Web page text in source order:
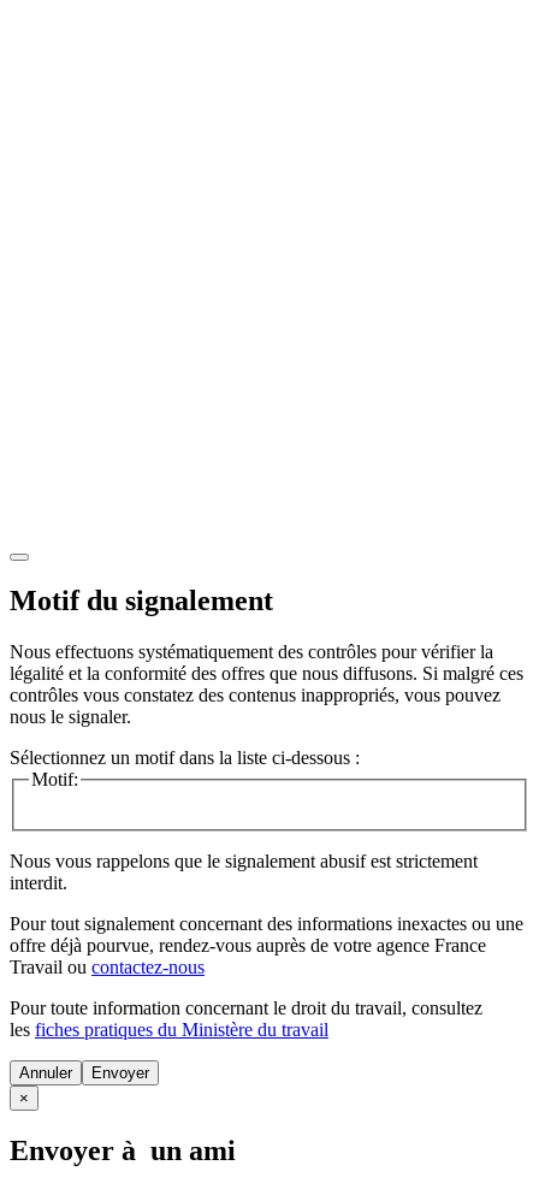
Motif du signalement
Nous effectuons systématiquement des contrôles pour vérifier la
légalité et la conformité des offres que nous diffusons. Si malgré ces
contrôles vous constatez des contenus inappropriés, vous pouvez
nous le signaler.
Sélectionnez un motif dans la liste ci-dessous :
Motif:
Nous vous rappelons que le signalement abusif est strictement
interdit.
Pour tout signalement concernant des informations inexactes ou une
offre déjà pourvue, rendez-vous auprès de votre agence France
Travail ou contactez-nous
Pour toute information concernant le droit du travail, consultez
les fiches pratiques du Ministère du travail
Annuler
×
Envoyer à un ami